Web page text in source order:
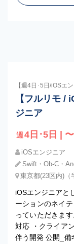
【週4日･5日/iOSエン
【フルリモ /
ジニア
週 4日･5日 |
iOSエンジニア
Swift・Ob-C・
東京都(23区内)（
iOSエンジニアと
ーションのネイ
っていただきま
対応 ・クライア
伴う開発 公開_備